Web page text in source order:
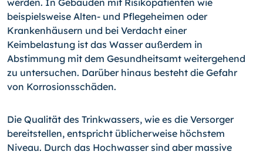
werden. In Gebäuden mit Risikopatienten wie
beispielsweise Alten- und Pflegeheimen oder
Krankenhäusern und bei Verdacht einer
Keimbelastung ist das Wasser außer­dem in
Abstimmung mit dem Gesundheitsamt weitergehend
zu unter­suchen. Darüber hinaus besteht die Gefahr
von Kor­rosions­schäden.
Die Qualität des Trinkwassers, wie es die Versorger
bereitstellen, entspricht üblicher­weise höchstem
Niveau. Durch das Hochwasser sind aber massive